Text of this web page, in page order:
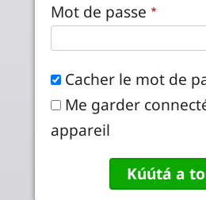
Mot de passe
Cacher le mot de
Me garder
appareil